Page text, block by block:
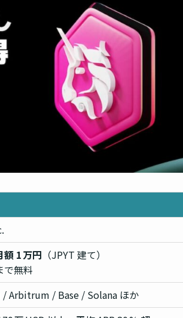
1 万円 （JPYT 建て）
で無料
Arbitrum / Base / Solana ほか